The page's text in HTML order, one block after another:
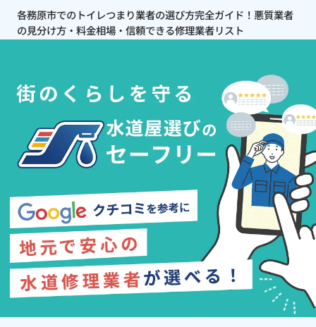
各務原市でのトイレつまり業者の選び方完全ガイド！悪質業者
の見分け方・料金相場・信頼できる修理業者リスト